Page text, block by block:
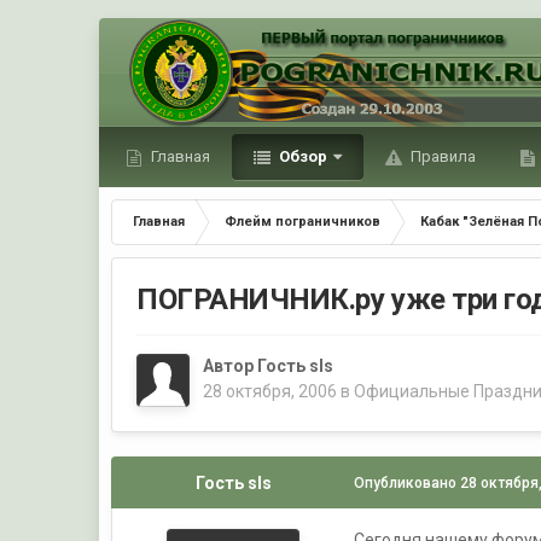
Главная Обзор Правила
Главная Флейм пограничников Кабак "Зелёная
ПОГРАНИЧНИК.ру уже три
Автор Гость sls
28 октября, 2006 в Официальные
Гость sls Опубликовано 28